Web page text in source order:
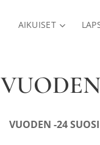
AIKUISET
VUODEN -24